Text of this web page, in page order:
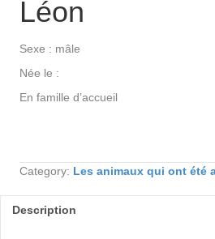
Léon
Sexe : mâle
Née le :
En famille d’accueil
Category: Les animaux qui ont été
Description